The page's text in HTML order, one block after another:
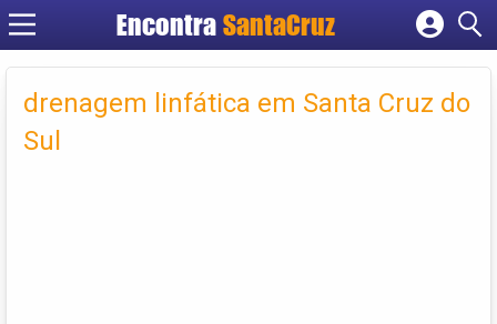
Encontra
Cadastrar empresa
Criar conta
drenagem linfática em Santa Cruz do
Sul